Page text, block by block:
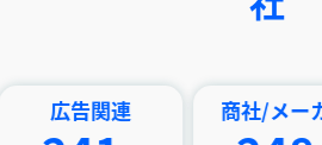
関連 商社/メーカー